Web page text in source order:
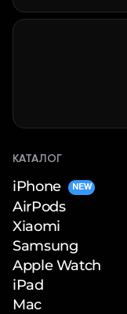
КАТАЛОГ
iPhone NEW
AirPods
Xiaomi
Samsung
Apple Watch
iPad
Mac